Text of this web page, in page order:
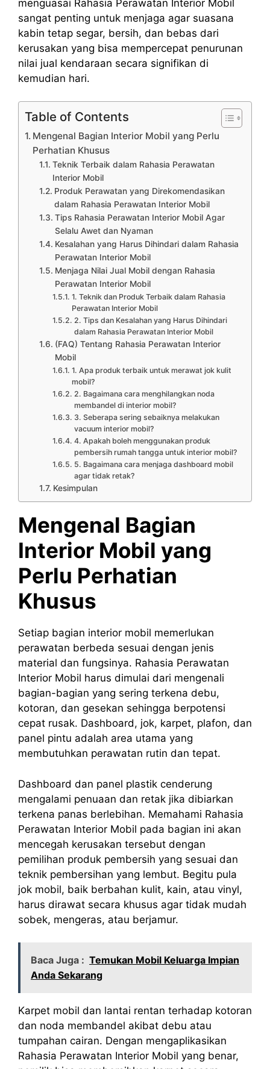
menguasai Rahasia Perawatan Interior Mobil
sangat penting untuk menjaga agar suasana
kabin tetap segar, bersih, dan bebas dari
kerusakan yang bisa mempercepat penurunan
nilai jual kendaraan secara signifikan di
kemudian hari.
Table of Contents
Mengenal Bagian Interior Mobil yang Perlu
Perhatian Khusus
Teknik Terbaik dalam Rahasia Perawatan
Interior Mobil
Produk Perawatan yang Direkomendasikan
dalam Rahasia Perawatan Interior Mobil
Tips Rahasia Perawatan Interior Mobil Agar
Selalu Awet dan Nyaman
Kesalahan yang Harus Dihindari dalam Rahasia
Perawatan Interior Mobil
Menjaga Nilai Jual Mobil dengan Rahasia
Perawatan Interior Mobil
1. Teknik dan Produk Terbaik dalam Rahasia
Perawatan Interior Mobil
2. Tips dan Kesalahan yang Harus Dihindari
dalam Rahasia Perawatan Interior Mobil
(FAQ) Tentang Rahasia Perawatan Interior
Mobil
1. Apa produk terbaik untuk merawat jok kulit
mobil?
2. Bagaimana cara menghilangkan noda
membandel di interior mobil?
3. Seberapa sering sebaiknya melakukan
vacuum interior mobil?
4. Apakah boleh menggunakan produk
pembersih rumah tangga untuk interior mobil?
5. Bagaimana cara menjaga dashboard mobil
agar tidak retak?
Kesimpulan
Mengenal Bagian
Interior Mobil yang
Perlu Perhatian
Khusus
Setiap bagian interior mobil memerlukan
perawatan berbeda sesuai dengan jenis
material dan fungsinya. Rahasia Perawatan
Interior Mobil harus dimulai dari mengenali
bagian-bagian yang sering terkena debu,
kotoran, dan gesekan sehingga berpotensi
cepat rusak. Dashboard, jok, karpet, plafon, dan
panel pintu adalah area utama yang
membutuhkan perawatan rutin dan tepat.
Dashboard dan panel plastik cenderung
mengalami penuaan dan retak jika dibiarkan
terkena panas berlebihan. Memahami Rahasia
Perawatan Interior Mobil pada bagian ini akan
mencegah kerusakan tersebut dengan
pemilihan produk pembersih yang sesuai dan
teknik pembersihan yang lembut. Begitu pula
jok mobil, baik berbahan kulit, kain, atau vinyl,
harus dirawat secara khusus agar tidak mudah
sobek, mengeras, atau berjamur.
Baca Juga : Temukan Mobil Keluarga Impian
Anda Sekarang
Karpet mobil dan lantai rentan terhadap kotoran
dan noda membandel akibat debu atau
tumpahan cairan. Dengan mengaplikasikan
Rahasia Perawatan Interior Mobil yang benar,